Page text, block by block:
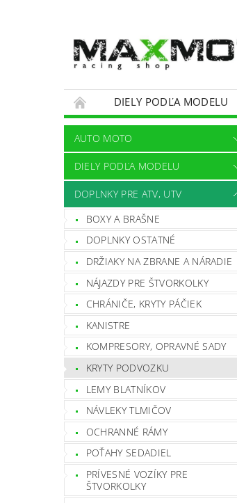
DIELY PODĽA MODELU
OBCHODNÉ PODMIENKY
AUTO MOTO
DIELY PODĽA MODELU
DOPLNKY PRE ATV, UTV
BOXY A BRAŠNE
DOPLNKY OSTATNÉ
DRŽIAKY NA ZBRANE A NÁRADIE
NÁJAZDY PRE ŠTVORKOLKY
CHRÁNIČE, KRYTY PÁČIEK
KANISTRE
KOMPRESORY, OPRAVNÉ SADY
KRYTY PODVOZKU
LEMY BLATNÍKOV
NÁVLEKY TLMIČOV
OCHRANNÉ RÁMY
POŤAHY SEDADIEL
PRÍVESNÉ VOZÍKY PRE
ŠTVORKOLKY